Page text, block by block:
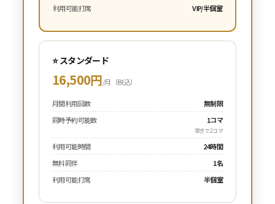
利用可能打席
VIP/半個室
⭐ スタンダード
16,500円/月（税込）
月間利用回数
無制限
同時予約可能数
1コマ
空きで2コマ
利用可能時間
24時間
無料同伴
1名
利用可能打席
半個室